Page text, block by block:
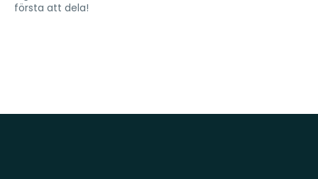
första att dela!